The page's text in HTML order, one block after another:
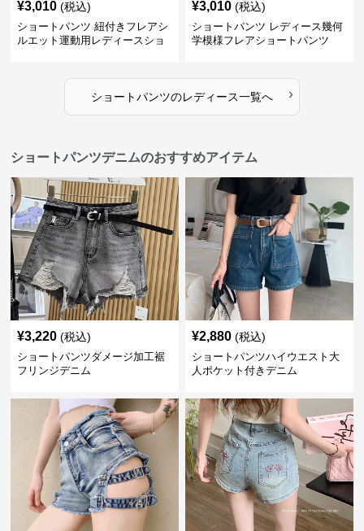
¥3,010 (税込)
ショートパンツ 紐付きフレアシ
ルエット運動用レディースショ
¥3,010 (税込)
ショートパンツ レディース幾何
学模様フレアショートパンツ
ショートパンツのレディース一覧へ ›
ショートパンツデニムのおすすめアイテム
¥3,220 (税込)
ショートパンツダメージ加工裾
フリンジデニム
¥2,880 (税込)
ショートパンツハイウエスト大
人ポケット付きデニム